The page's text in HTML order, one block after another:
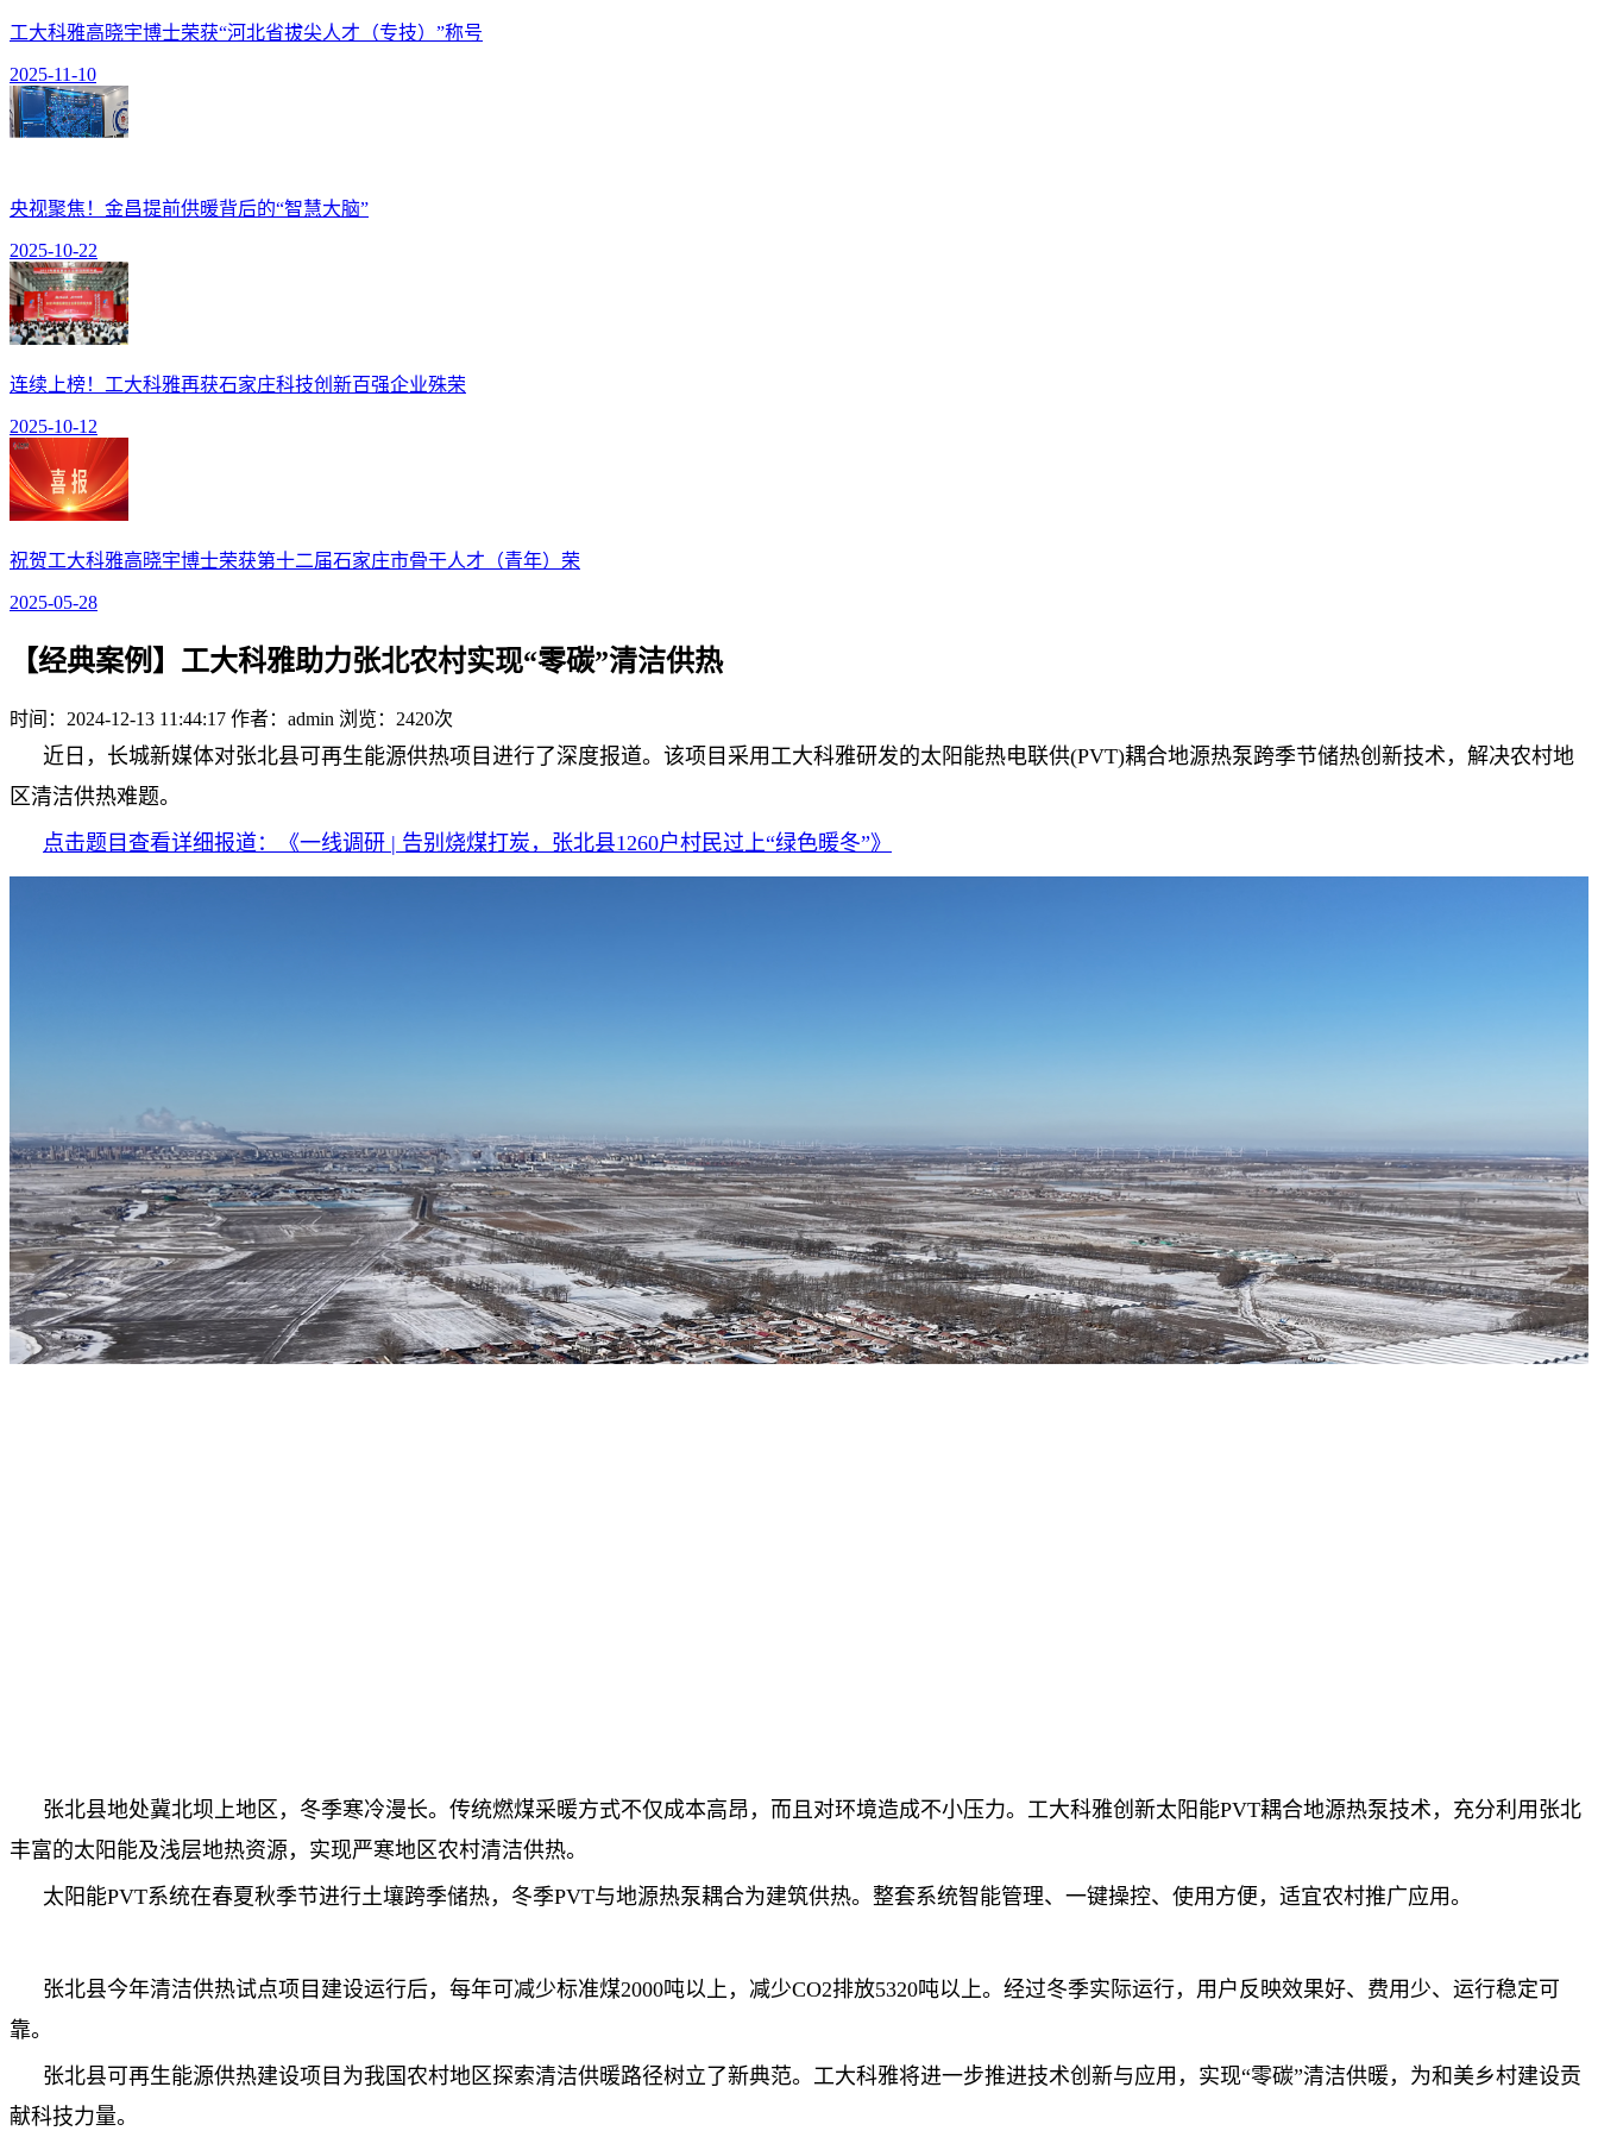
工大科雅高晓宇博士荣获“河北省拔尖人才（专技）”称号
2025-11-10
央视聚焦！金昌提前供暖背后的“智慧大脑”
2025-10-22
连续上榜！工大科雅再获石家庄科技创新百强企业殊荣
2025-10-12
祝贺工大科雅高晓宇博士荣获第十二届石家庄市骨干人才（青年）荣
2025-05-28
【经典案例】工大科雅助力张北农村实现“零碳”清洁供热
时间：2024-12-13 11:44:17 作者：admin 浏览： 2420次
近日，长城新媒体对张北县可再生能源供热项目进行了深度报道。该项目采用工大科雅研发的太阳能热电联供(PVT)耦合地源热泵跨季节储热创新技术，解决农村地
区清洁供热难题。
点击题目查看详细报道：《一线调研 | 告别烧煤打炭，张北县1260户村民过上“绿色暖冬”》
张北县地处冀北坝上地区，冬季寒冷漫长。传统燃煤采暖方式不仅成本高昂，而且对环境造成不小压力。工大科雅创新太阳能PVT耦合地源热泵技术，充分利用张北
丰富的太阳能及浅层地热资源，实现严寒地区农村清洁供热。
太阳能PVT系统在春夏秋季节进行土壤跨季储热，冬季PVT与地源热泵耦合为建筑供热。整套系统智能管理、一键操控、使用方便，适宜农村推广应用。
张北县今年清洁供热试点项目建设运行后，每年可减少标准煤2000吨以上，减少CO2排放5320吨以上。经过冬季实际运行，用户反映效果好、费用少、运行稳定可
靠。
张北县可再生能源供热建设项目为我国农村地区探索清洁供暖路径树立了新典范。工大科雅将进一步推进技术创新与应用，实现“零碳”清洁供暖，为和美乡村建设贡
献科技力量。